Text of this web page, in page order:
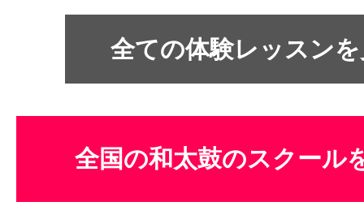
全ての体験レッスン
全国の和太鼓のスクール